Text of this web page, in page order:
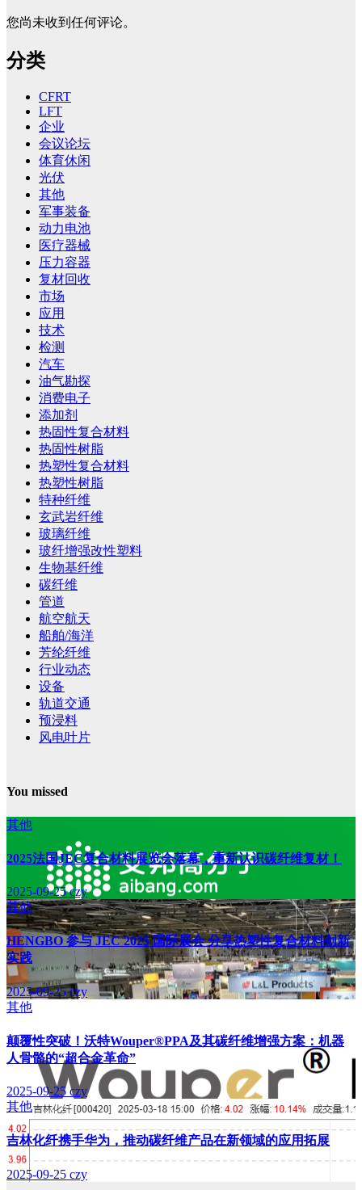
您尚未收到任何评论。
分类
CFRT
LFT
企业
会议论坛
体育休闲
光伏
其他
军事装备
动力电池
医疗器械
压力容器
复材回收
市场
应用
技术
检测
汽车
油气勘探
消费电子
添加剂
热固性复合材料
热固性树脂
热塑性复合材料
热塑性树脂
特种纤维
玄武岩纤维
玻璃纤维
玻纤增强改性塑料
生物基纤维
碳纤维
管道
航空航天
船舶/海洋
芳纶纤维
行业动态
设备
轨道交通
预浸料
风电叶片
You missed
其他
2025法国JEC复合材料展览会落幕，重新认识碳纤维复材！
2025-09-25czy
其他
HENGBO 参与 JEC 2025 国际展会 分享热塑性复合材料创新
实践
2025-09-25czy
其他
颠覆性突破！沃特Wouper®PPA及其碳纤维增强方案：机器
人骨骼的“超合金革命”
2025-09-25 czy
其他
吉林化纤携手华为，推动碳纤维产品在新领域的应用拓展
2025-09-25 czy